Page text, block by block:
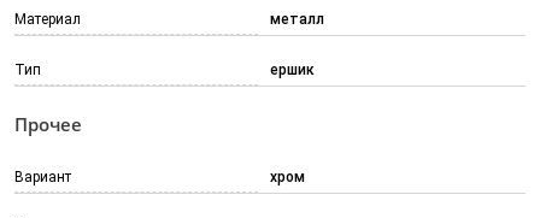
Материал металл
Тип ершик
Прочее
Вариант хром